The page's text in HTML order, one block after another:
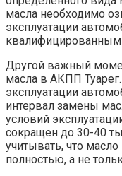
масла необходимо
эксплуатации
квалифицированным
Другой важный
масла в АКПП
эксплуатации
интервал замены
условий
сокращен до 30-40
учитывать, что
полностью, а не